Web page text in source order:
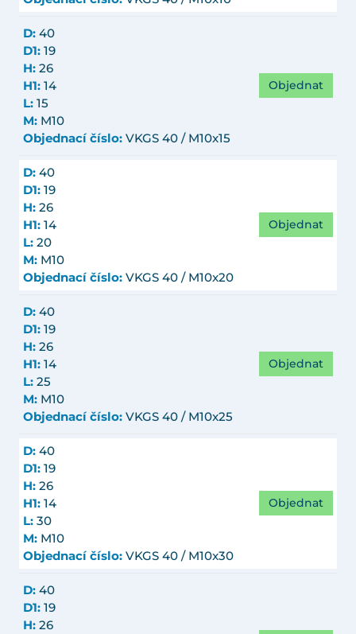
D: 40
D1: 19
H: 26
H1: 14
L: 15
M: M10
Objednací číslo: VKGS 40 / M10x15
Objednat
D: 40
D1: 19
H: 26
H1: 14
L: 20
M: M10
Objednací číslo: VKGS 40 / M10x20
Objednat
D: 40
D1: 19
H: 26
H1: 14
L: 25
M: M10
Objednací číslo: VKGS 40 / M10x25
Objednat
D: 40
D1: 19
H: 26
H1: 14
L: 30
M: M10
Objednací číslo: VKGS 40 / M10x30
Objednat
D: 40
D1: 19
H: 26